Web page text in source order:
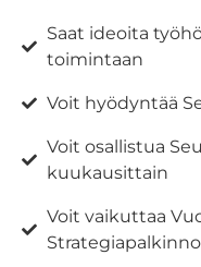
Saat ideoita
toimintaan
Voit hyödyntää
Voit osallistua
kuukausittain
Voit vaikuttaa